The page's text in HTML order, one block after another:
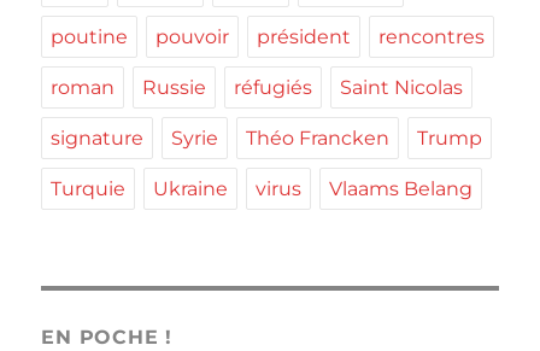
poutine pouvoir président rencontres
roman Russie réfugiés Saint Nicolas
signature Syrie Théo Francken Trump
Turquie Ukraine virus Vlaams Belang
EN POCHE !